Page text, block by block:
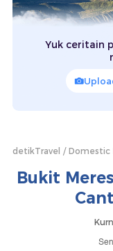
Yuk ceritain
detikTravel Domestic
Bukit